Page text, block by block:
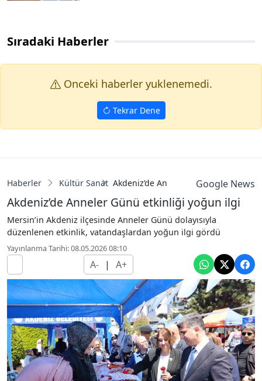
Sıradaki Haberler
Onceki haberler yuklenemedi.
Tekrar Dene
Haberler Kültür Sanat Akdeniz’de Anneler Günü etkinliği
Google News
Akdeniz’de Anneler Günü etkinliği yoğun ilgi
Mersin’in Akdeniz ilçesinde Anneler Günü dolayısıyla
düzenlenen etkinlik, vatandaşlardan yoğun ilgi gördü
Yayınlanma Tarihi: 08.05.2026 08:10
A- | A+